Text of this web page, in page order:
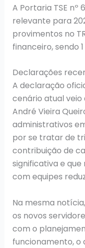
A Portaria TSE nº
relevante para
provimentos no
financeiro, sendo
Declarações
A declaração
cenário atual veio
André Vieira
administrativos
por se tratar de
contribuição de
significativa e
com equipes
Na mesma
os novos
com o
funcionamento, o